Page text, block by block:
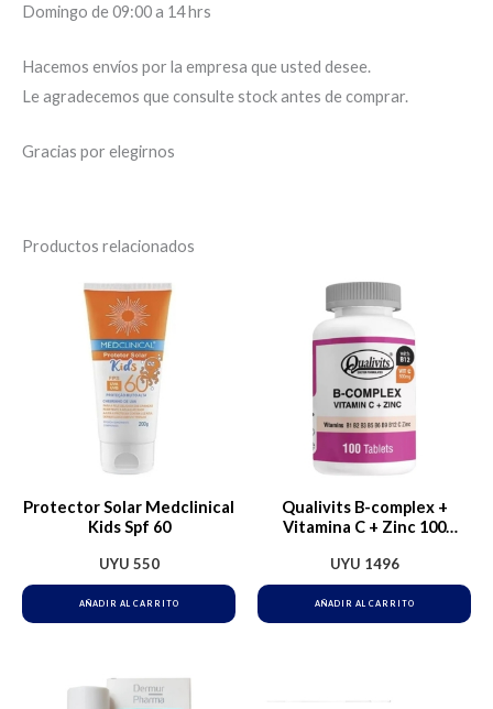
Domingo de 09:00 a 14 hrs
Hacemos envíos por la empresa que usted desee.
Le agradecemos que consulte stock antes de comprar.
Gracias por elegirnos
Productos relacionados
Protector Solar Medclinical
Kids Spf 60
UYU 550
AÑADIR AL CARRITO
Qualivits B-complex +
Vitamina C + Zinc 100
UYU 1496
AÑADIR AL CARRITO